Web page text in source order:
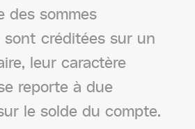
des sommes
sont créditées sur un
leur caractère
reporte à due
le solde du compte.